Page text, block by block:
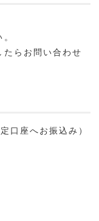
たらお問い合わせ
口座へお振込み）